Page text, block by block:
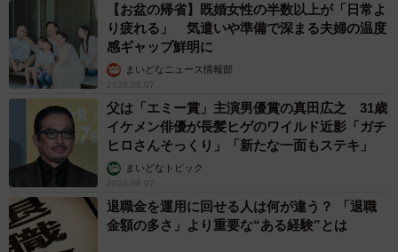
【お盆の帰省】既婚女性の半数以上が「日常よ
り疲れる」 気遣いや準備で深まる夫婦の温度
感ギャップ鮮明に
まいどなニュース情報部
2026.08.07
父は「エミー賞」主演男優賞の真田広之 31歳
イケメン俳優が長髪ヒゲのワイルド近影「ガチ
ヒロさんそっくり」「新たな一面もステキ」
まいどなトピック
2026.08.07
退職金を運用に回せる人は何が違う？ 「退職
金額の多さ」より重要な“ある経験”とは